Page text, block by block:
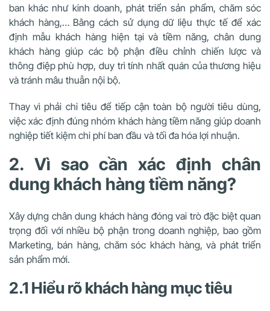
ban khác như kinh doanh, phát triển sản phẩm, chăm sóc
khách hàng,… Bằng cách sử dụng dữ liệu thực tế để xác
định mẫu khách hàng hiện tại và tiềm năng, chân dung
khách hàng giúp các bộ phận điều chỉnh chiến lược và
thông điệp phù hợp, duy trì tính nhất quán của thương hiệu
và tránh mâu thuẫn nội bộ.
Thay vì phải chi tiêu để tiếp cận toàn bộ người tiêu dùng,
việc xác định đúng nhóm khách hàng tiềm năng giúp doanh
nghiệp tiết kiệm chi phí ban đầu và tối đa hóa lợi nhuận.
2. Vì sao cần xác định chân
dung khách hàng tiềm năng?
Xây dựng chân dung khách hàng đóng vai trò đặc biệt quan
trọng đối với nhiều bộ phận trong doanh nghiệp, bao gồm
Marketing, bán hàng, chăm sóc khách hàng, và phát triển
sản phẩm mới.
2.1 Hiểu rõ khách hàng mục tiêu